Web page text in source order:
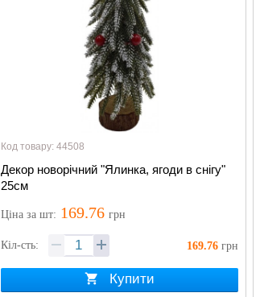
Код товару: 44508
Декор новорічний "Ялинка, ягоди в снігу"
25см
Ціназа шт: 169.76 грн
Кіл-сть: 169.76 грн
Купити